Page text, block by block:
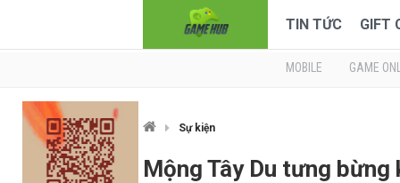
TIN TỨC GIFT
MOBILE GAME
Sự kiện
Mộng Tây Du tưng